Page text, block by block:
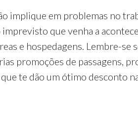
implique em problemas no
que venha a
e hospedagens. Lembre-se
promoções de passagens,
te dão um ótimo desconto